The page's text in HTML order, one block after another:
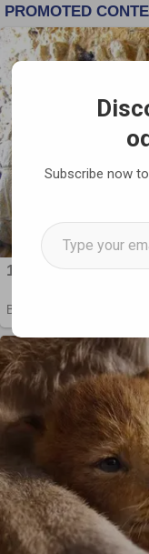
Subscribe now
Type your email…